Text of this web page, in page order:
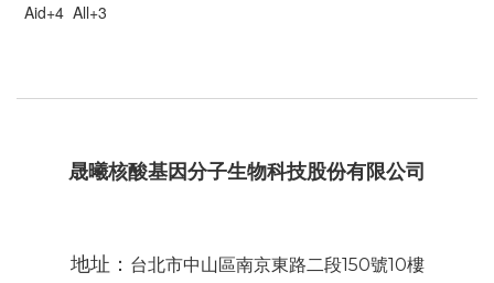
Aid+4 All+3
晟曦核酸基因分子生物科技股份有限公司
地址： 台北市中山區南京東路二段150號10樓